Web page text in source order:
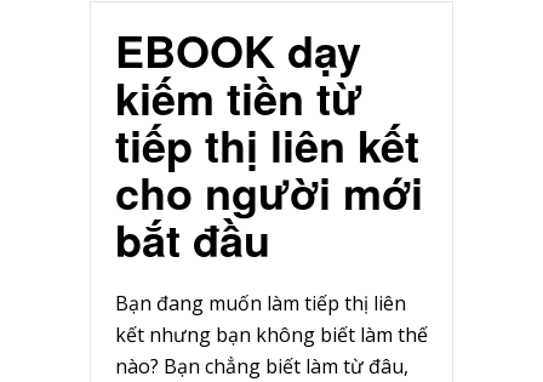
EBOOK dạy
kiếm tiền từ
tiếp thị liên kết
cho người mới
bắt đầu
Bạn đang muốn làm tiếp thị liên
kết nhưng bạn không biết làm thế
nào? Bạn chẳng biết làm từ đâu,